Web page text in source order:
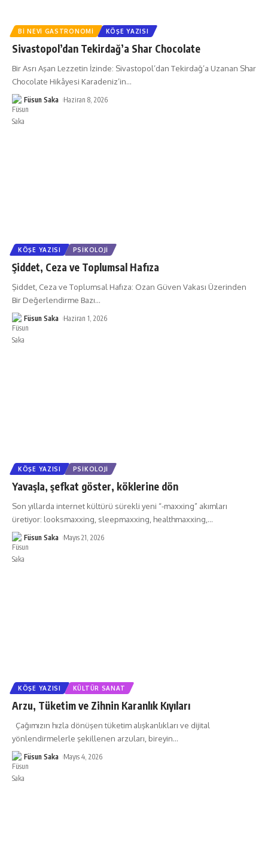
BI NEVI GASTRONOMI KÖŞE YAZISI
Sivastopol’dan Tekirdağ’a Shar Chocolate
Bir Asrı Aşan Lezzetin İzinde: Sivastopol’dan Tekirdağ’a Uzanan Shar
Chocolate Hikâyesi Karadeniz’in…
Füsun Saka Haziran 8, 2026
KÖŞE YAZISI PSIKOLOJI
Şiddet, Ceza ve Toplumsal Hafıza
Şiddet, Ceza ve Toplumsal Hafıza: Ozan Güven Vakası Üzerinden
Bir Değerlendirme Bazı…
Füsun Saka Haziran 1, 2026
KÖŞE YAZISI PSIKOLOJI
Yavaşla, şefkat göster, köklerine dön
Son yıllarda internet kültürü sürekli yeni “-maxxing” akımları
üretiyor: looksmaxxing, sleepmaxxing, healthmaxxing,…
Füsun Saka Mayıs 21, 2026
KÖŞE YAZISI KÜLTÜR SANAT
Arzu, Tüketim ve Zihnin Karanlık Kıyıları
Çağımızın hızla dönüşen tüketim alışkanlıkları ve dijital
yönlendirmelerle şekillenen arzuları, bireyin…
Füsun Saka Mayıs 4, 2026